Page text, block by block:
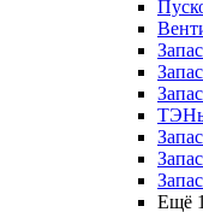
ТЭНы
Ещё 1